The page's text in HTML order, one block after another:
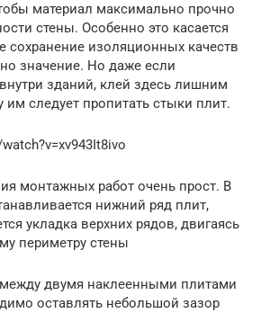
материал максимально прочно
стены. Особенно это касается
сохранение изоляционных качеств
значение. Но даже если
зданий, клей здесь лишним
им следует пропитать стыки плит.
монтажных работ очень прост. В
нижний ряд плит,
укладка верхних рядов, двигаясь
периметру стены
двумя наклеенными плитами
оставлять небольшой зазор